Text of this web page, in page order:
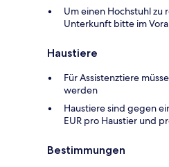
Um einen Hochstuhl zu
Unterkunft bitte im
Haustiere
Für Assistenztiere
werden
Haustiere sind gegen
EUR pro Haustier und
Bestimmungen